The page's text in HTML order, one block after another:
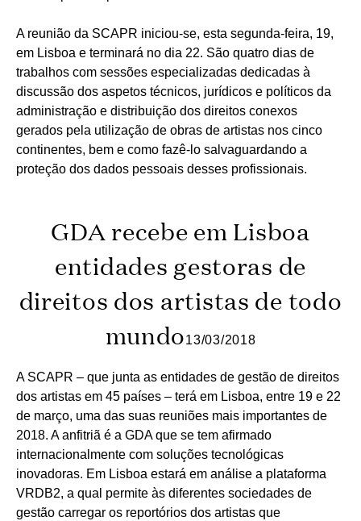
A reunião da SCAPR iniciou-se, esta segunda-feira, 19,
em Lisboa e terminará no dia 22. São quatro dias de
trabalhos com sessões especializadas dedicadas à
discussão dos aspetos técnicos, jurídicos e políticos da
administração e distribuição dos direitos conexos
gerados pela utilização de obras de artistas nos cinco
continentes, bem e como fazê-lo salvaguardando a
proteção dos dados pessoais desses profissionais.
GDA recebe em Lisboa
entidades gestoras de
direitos dos artistas de todo
mundo13/03/2018
A SCAPR – que junta as entidades de gestão de direitos
dos artistas em 45 países – terá em Lisboa, entre 19 e 22
de março, uma das suas reuniões mais importantes de
2018. A anfitriã é a GDA que se tem afirmado
internacionalmente com soluções tecnológicas
inovadoras. Em Lisboa estará em análise a plataforma
VRDB2, a qual permite às diferentes sociedades de
gestão carregar os reportórios dos artistas que